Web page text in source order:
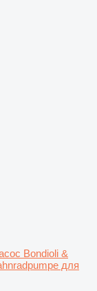
Bondioli &
для